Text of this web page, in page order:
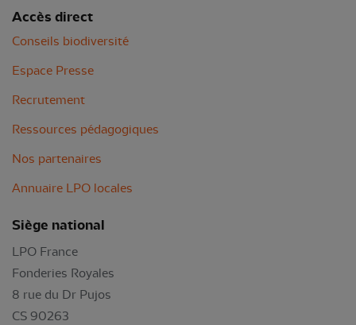
Accès direct
Conseils biodiversité
Espace Presse
Recrutement
Ressources pédagogiques
Nos partenaires
Annuaire LPO locales
Siège national
LPO France
Fonderies Royales
8 rue du Dr Pujos
CS 90263